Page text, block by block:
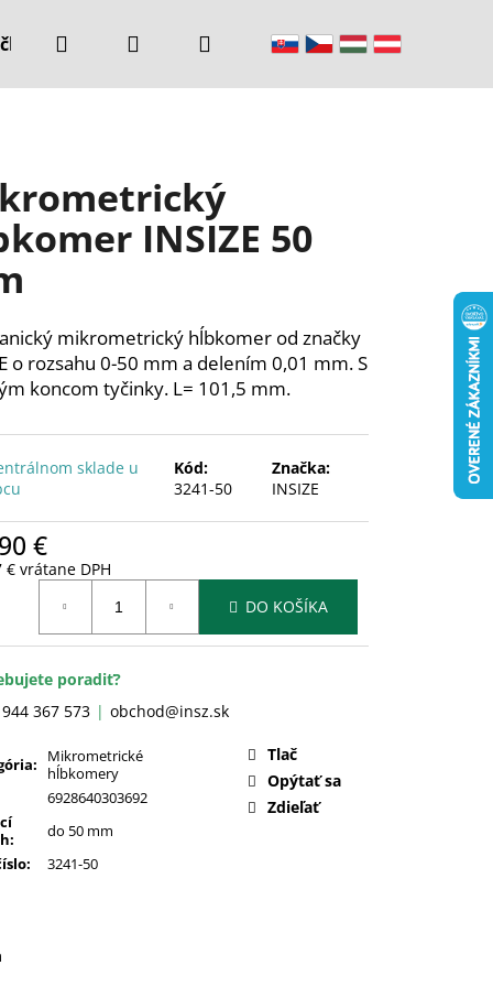
Kontakty
Hľadať PrihlásenieNákupný
INSIZE 50
mikrometrický hĺbkomer od značky
o rozsahu 0-50 mm a delením 0,01 mm. S
koncom tyčinky. L= 101,5 mm.
sklade u
Kód:
3241-50
Značka:
INSIZE
€
€ vrátane DPH
DO KOŠÍKA
poradiť?
367 573
obchod@insz.sk
:
Mikrometrické
hĺbkomery
6928640303692
:
do 50 mm
: 3241-50
Tlač
Opýtať sa
Zdieľať